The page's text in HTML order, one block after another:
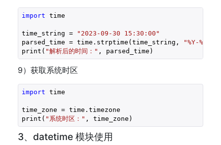
import time
time_string =
"2023-09-30 15:30:00"
parsed_time = time.strptime(time_string,
"%Y-%m-
print( "解析后的时间：" , parsed_time)
9）获取系统时区
import time
time_zone = time.timezone
print( "系统时区：" , time_zone)
3、datetime 模块使用